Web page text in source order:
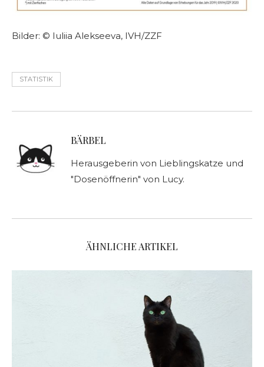
Bilder: © Iuliia Alekseeva, IVH/ZZF
STATISTIK
BÄRBEL
Herausgeberin von Lieblingskatze und
"Dosenöffnerin" von Lucy.
ÄHNLICHE ARTIKEL